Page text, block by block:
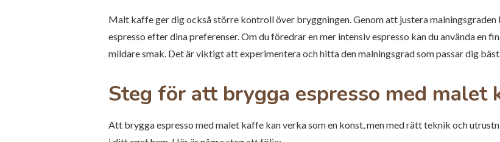
Malt kaffe ger dig också större kontroll över bryggningen. Genom att justera malningsgraden
espresso efter dina preferenser. Om du föredrar en mer intensiv espresso kan du använda en
mildare smak. Det är viktigt att experimentera och hitta den malningsgrad som passar dig
Steg för att brygga espresso med malet
Att brygga espresso med malet kaffe kan verka som en konst, men med rätt teknik och